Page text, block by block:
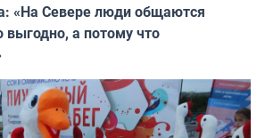
«На Севере люди общаются
выгодно, а потому что